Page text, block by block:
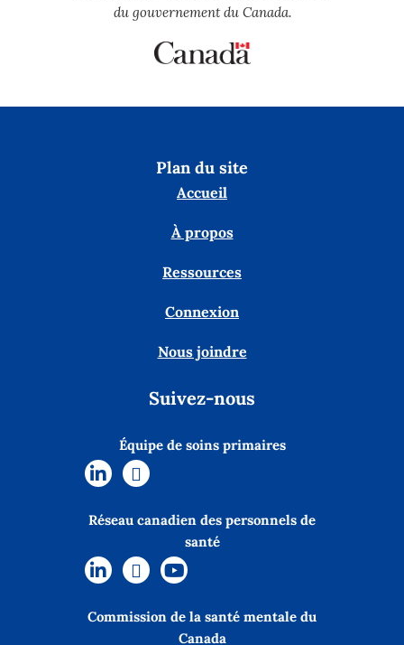
du gouvernement du Canada.
Plan du site
Accueil
À propos
Ressources
Connexion
Nous joindre
Suivez-nous
Équipe de soins primaires
Réseau canadien des personnels de
santé
Commission de la santé mentale du
Canada